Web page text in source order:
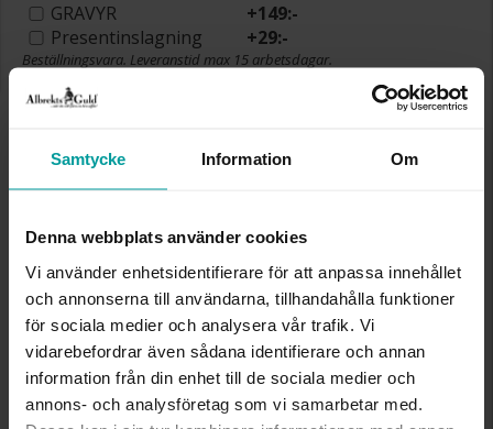
Samtycke Information Om
Denna webbplats använder cookies
Vi använder enhetsidentifierare för att anpassa innehållet
och annonserna till användarna, tillhandahålla funktioner
för sociala medier och analysera vår trafik. Vi
vidarebefordrar även sådana identifierare och annan
information från din enhet till de sociala medier och
annons- och analysföretag som vi samarbetar med.
GRAVYR +149:-
Presentinslagning
+29:-
Beställningsvara. Leveranstid max 15 arbetsdagar.
✅ Alltid grymma deals.
VÄLJ STORLEK FÖR ATT LÄGGA I
VARUKORGEN
Köpvillkor för beställningsvaror
Öppet köp, ångerrätt och bytesrätt gäller ej för
beställningsvaror, ringar från Albrekts by Schalins
samt graverade varor. Leveranstiden är 5-15
arbetsdagar för beställningsvaror. Läs mer om